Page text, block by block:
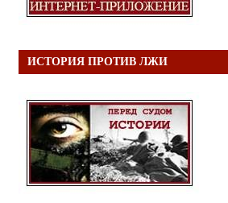
ИСТОРИЯ ПРОТИВ ЛЖИ